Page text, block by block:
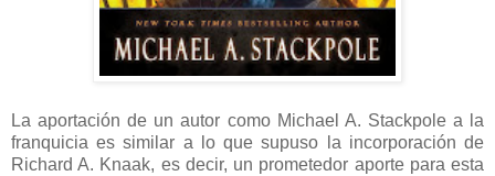
La aportación de un autor como Michael A. Stackpole a la
franquicia es similar a lo que supuso la incorporación de
Richard A. Knaak, es decir, un prometedor aporte para esta